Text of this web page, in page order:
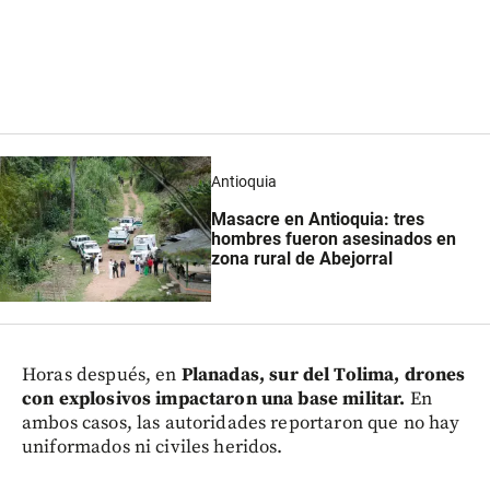
Antioquia
Masacre en Antioquia: tres
hombres fueron asesinados en
zona rural de Abejorral
Horas después, en Planadas, sur del Tolima, drones
con explosivos impactaron una base militar. En
ambos casos, las autoridades reportaron que no hay
uniformados ni civiles heridos.